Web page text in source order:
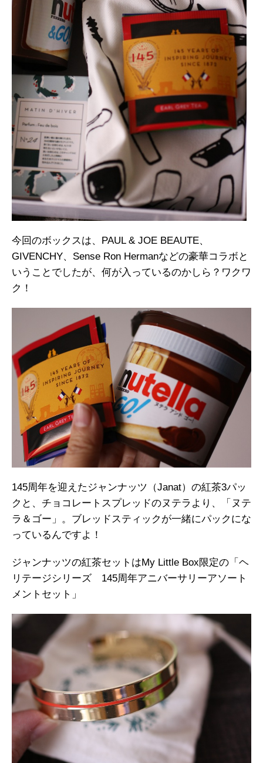
今回のボックスは、PAUL & JOE BEAUTE、
GIVENCHY、Sense Ron Hermanなどの豪華コラボと
いうことでしたが、何が入っているのかしら？ワクワ
ク！
145周年を迎えたジャンナッツ（Janat）の紅茶3パッ
クと、チョコレートスプレッドのヌテラより、「ヌテ
ラ＆ゴー」。ブレッドスティックが一緒にパックにな
っているんですよ！
ジャンナッツの紅茶セットはMy Little Box限定の「ヘ
リテージシリーズ 145周年アニバーサリーアソート
メントセット」